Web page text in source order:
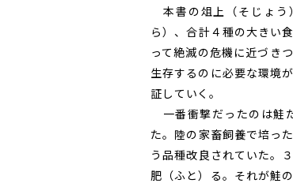
本書の俎上（そじょう
ら）、合計４種の大きい
って絶滅の危機に近づき
生存するのに必要な環境
証していく。
一番衝撃だったのは鮭
た。陸の家畜飼養で培っ
う品種改良されていた。
肥（ふと）る。それが鮭